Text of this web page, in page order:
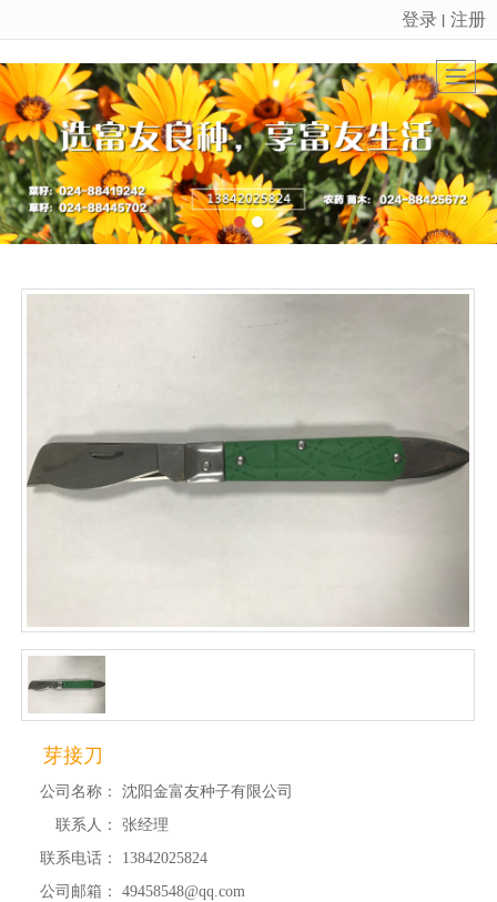
很遗憾，因您的浏览器版本过低导致无法获得最佳浏览体验，推荐下载安装谷歌浏览器！
登录 丨 注册
芽接刀
公司名称：
沈阳金富友种子有限公司
联系人：
张经理
联系电话：
13842025824
公司邮箱：
49458548@qq.com